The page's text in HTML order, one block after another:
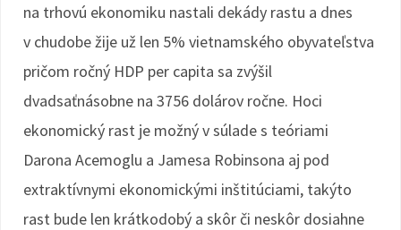
na trhovú ekonomiku nastali dekády rastu a dnes
v chudobe žije už len 5% vietnamského obyvateľstva
pričom ročný HDP per capita sa zvýšil
dvadsaťnásobne na 3756 dolárov ročne. Hoci
ekonomický rast je možný v súlade s teóriami
Darona Acemoglu a Jamesa Robinsona aj pod
extraktívnymi ekonomickými inštitúciami, takýto
rast bude len krátkodobý a skôr či neskôr dosiahne